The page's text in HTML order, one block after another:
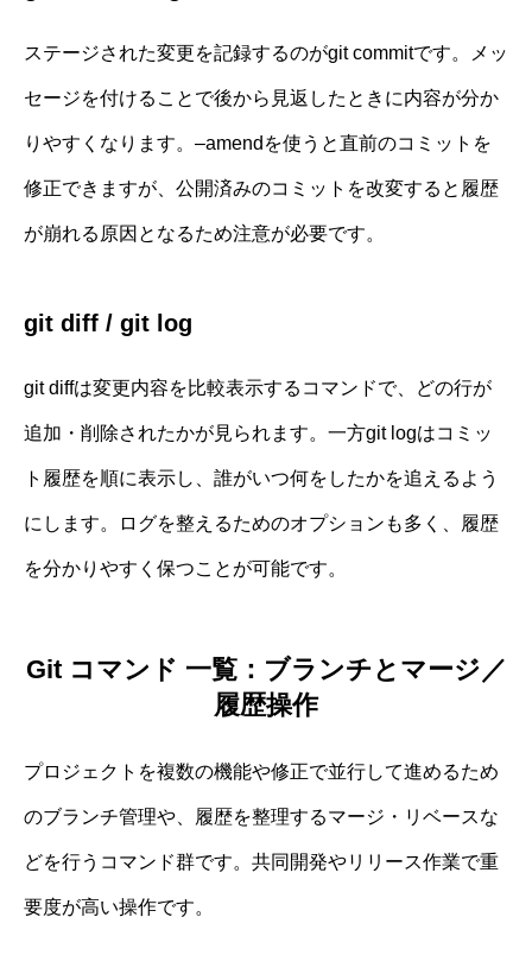
ステージされた変更を記録するのがgit commitです。メッ
セージを付けることで後から見返したときに内容が分か
りやすくなります。–amendを使うと直前のコミットを
修正できますが、公開済みのコミットを改変すると履歴
が崩れる原因となるため注意が必要です。
git diff / git log
git diffは変更内容を比較表示するコマンドで、どの行が
追加・削除されたかが見られます。一方git logはコミッ
ト履歴を順に表示し、誰がいつ何をしたかを追えるよう
にします。ログを整えるためのオプションも多く、履歴
を分かりやすく保つことが可能です。
Git コマンド 一覧：ブランチとマージ／
履歴操作
プロジェクトを複数の機能や修正で並行して進めるため
のブランチ管理や、履歴を整理するマージ・リベースな
どを行うコマンド群です。共同開発やリリース作業で重
要度が高い操作です。